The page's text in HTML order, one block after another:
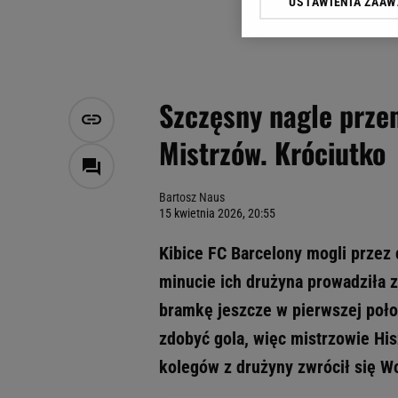
Szczęsny nagle
Mistrzów. Króciutko
Bartosz Naus
15 kwietnia 2026, 20:55
Kibice FC Barcelony mogli
minucie ich drużyna
bramkę jeszcze w pierwszej
zdobyć gola, więc mistrzowie
kolegów z drużyny zwrócił się
Klikając „Akceptuję”
Zaufanych Partnerów i
My, nasi Zaufani
Użycie dokładnych
Przechowywanie